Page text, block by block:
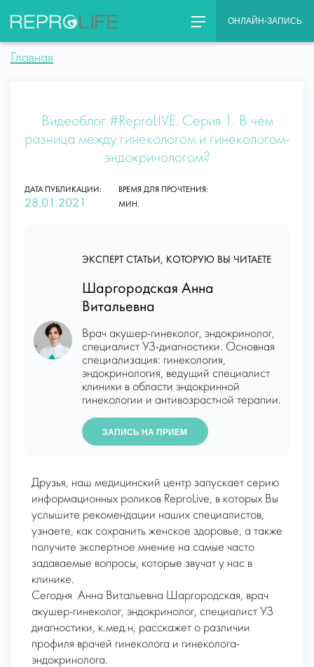
content
ОНЛАЙН-ЗАПИСЬ
Главная
Видеоблог #ReproLIVE. Серия 1. В чем
разница между гинекологом и гинекологом-
эндокринологом?
ДАТА ПУБЛИКАЦИИ:
28.01.2021
ВРЕМЯ ДЛЯ ПРОЧТЕНИЯ:
МИН.
ЭКСПЕРТ СТАТЬИ, КОТОРУЮ ВЫ ЧИТАЕТЕ
Шаргородская Анна
Витальевна
Врач акушер-гинеколог, эндокринолог,
специалист УЗ-диагностики. Основная
специализация: гинекология,
эндокринология, ведущий специалист
клиники в области эндокринной
гинекологии и антивозрастной терапии.
ЗАПИСЬ НА ПРИЕМ
Друзья, наш медицинский центр запускает серию
информационных роликов ReproLive, в которых Вы
услышите рекомендации наших специалистов,
узнаете, как сохранить женское здоровье, а также
получите экспертное мнение на самые часто
задаваемые вопросы, которые звучат у нас в
клинике.
Сегодня Анна Витальевна Шаргородская, врач
акушер-гинеколог, эндокринолог, специалист УЗ
диагностики, к.мед.н, расскажет о различии
профиля врачей гинеколога и гинеколога-
эндокринолога.